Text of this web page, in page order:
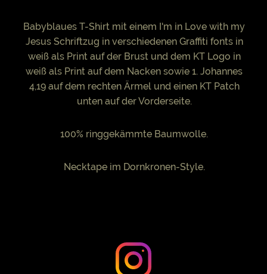
Babyblaues T-Shirt mit einem I'm in Love with my
Jesus Schriftzug in verschiedenen Graffiti fonts in
weiß als Print auf der Brust und dem KT Logo in
weiß als Print auf dem Nacken sowie 1. Johannes
4,19 auf dem rechten Ärmel und einen KT Patch
unten auf der Vorderseite.
100% ringgekämmte Baumwolle.
Necktape im Dornkronen-Style.